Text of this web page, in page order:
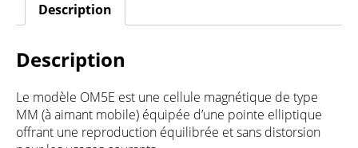
Description
Description
Le modèle OM5E est une cellule magnétique de type
MM (à aimant mobile) équipée d’une pointe elliptique
offrant une reproduction équilibrée et sans distorsion